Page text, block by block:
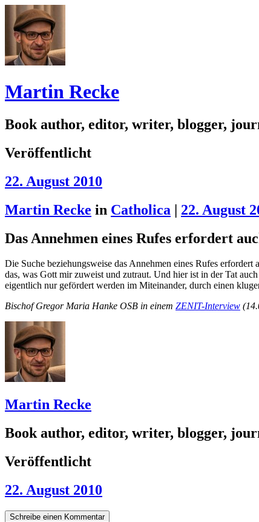
Martin Recke
Book author, editor, writer, blogger,
Veröffentlicht
22. August 2010
Martin Recke in Catholica | 22. August
Das Annehmen eines Rufes erfordert
Die Suche beziehungsweise das Annehmen eines Rufes
das, was Gott mir zuweist und zutraut. Und hier ist in der Tat
eigentlich nur gefördert werden im Miteinander, durch einen
Bischof Gregor Maria Hanke OSB in einem ZENIT-Interview
Martin Recke
Book author, editor, writer, blogger,
Veröffentlicht
22. August 2010
Schreibe einen Kommentar